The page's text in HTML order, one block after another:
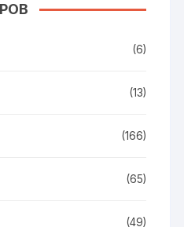
(6)
(13)
(166)
(65)
(49)